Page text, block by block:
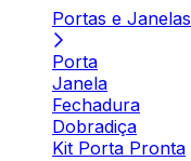
Portas e Janelas
Porta
Janela
Fechadura
Dobradiça
Kit Porta Pronta